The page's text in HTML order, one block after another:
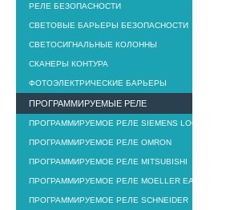
РЕЛЕ БЕЗОПАСНОСТИ
СВЕТОВЫЕ БАРЬЕРЫ БЕЗОПАСНОСТИ
СВЕТОСИГНАЛЬНЫЕ КОЛОННЫ
СКАНЕРЫ КОНТУРА
ФОТОЭЛЕКТРИЧЕСКИЕ БАРЬЕРЫ
ПРОГРАММИРУЕМЫЕ РЕЛЕ
ПРОГРАММИРУЕМОЕ РЕЛЕ SIEMENS LOGO!
ПРОГРАММИРУЕМОЕ РЕЛЕ OMRON
ПРОГРАММИРУЕМОЕ РЕЛЕ MITSUBISHI
ПРОГРАММИРУЕМОЕ РЕЛЕ MOELLER EASY
ПРОГРАММИРУЕМОЕ РЕЛЕ SCHNEIDER